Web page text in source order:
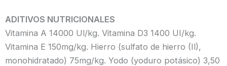
ADITIVOS NUTRICIONALES
Vitamina A 14000 Ul/kg. Vitamina D3 1400 UI/kg.
Vitamina E 150mg/kg. Hierro (sulfato de hierro (Il),
monohidratado) 75mg/kg. Yodo (yoduro potásico) 3,50